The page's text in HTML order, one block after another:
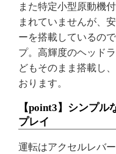
また特定小型原動機
まれていませんが、
ーを搭載しているの
プ。高輝度のヘッド
どもそのまま搭載し
おります。
【point3】シンプ
プレイ
運転はアクセルレバ